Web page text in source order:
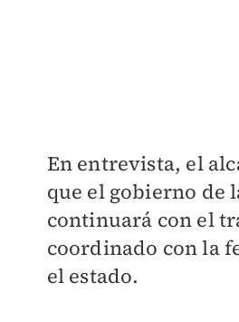
En entrevista, el
que el gobierno de
continuará con el
coordinado con la
el estado.